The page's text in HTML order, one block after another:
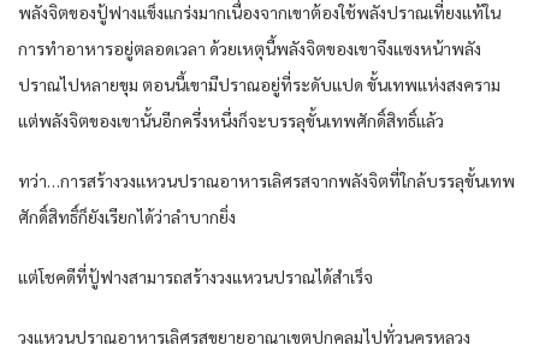
พลังจิต​ของ​ปู้ฟางแข็งแกร่ง​มาก​เนื่องจาก​เขา​ต้อง​ใช้พลัง​ปราณ​เที่ยงแท้​ใน​
การ​ทำอาหาร​อยู่​ตลอดเวลา​ ด้วยเหตุนี้​พลังจิต​ของ​เขา​จึงแซงหน้า​พลัง​
ปราณ​ไปหลาย​ขุม​ ตอนนี้​เขา​มีปราณ​อยู่​ที่​ระดับ​แปด​ ขั้น​เทพ​แห่ง​สงคราม​
แต่​พลังจิต​ของ​เขา​นั้น​อีก​ครึ่งหนึ่ง​ก็​จะบรรลุ​ขั้น​เทพ​ศักดิ์สิทธิ์​แล้ว​
ทว่า​…การ​สร้าง​วงแหวน​ปราณ​อาหาร​เลิศ​รส​จาก​พลังจิต​ที่​ใกล้​บรรลุ​ขั้น​เทพ​
ศักดิ์สิทธิ์​ก็​ยัง​เรียก​ได้​ว่า​ลำบาก​ยิ่ง​
แต่​โชคดี​ที่​ปู้ฟางสามารถ​สร้าง​วงแหวน​ปราณ​ได้​สำเร็จ​
วงแหวน​ปราณ​อาหาร​เลิศ​รส​ขยายอาณาเขต​ปกคลุม​ไปทั่ว​นครหลวง​